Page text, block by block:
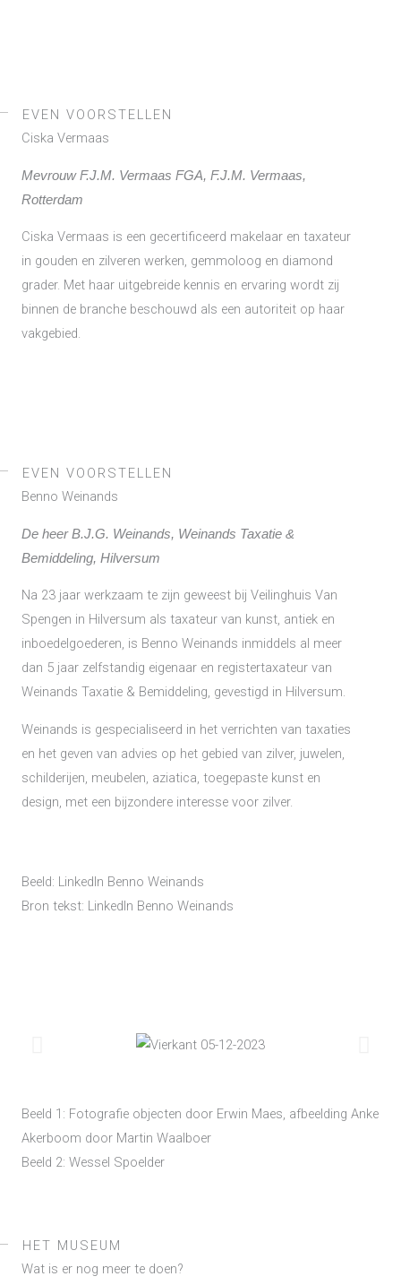
EVEN VOORSTELLEN
Ciska Vermaas
Mevrouw F.J.M. Vermaas FGA, F.J.M. Vermaas,
Rotterdam
Ciska Vermaas is een gecertificeerd makelaar en taxateur
in gouden en zilveren werken, gemmoloog en diamond
grader. Met haar uitgebreide kennis en ervaring wordt zij
binnen de branche beschouwd als een autoriteit op haar
vakgebied.
EVEN VOORSTELLEN
Benno Weinands
De heer B.J.G. Weinands, Weinands Taxatie &
Bemiddeling, Hilversum
Na 23 jaar werkzaam te zijn geweest bij Veilinghuis Van
Spengen in Hilversum als taxateur van kunst, antiek en
inboedelgoederen, is Benno Weinands inmiddels al meer
dan 5 jaar zelfstandig eigenaar en registertaxateur van
Weinands Taxatie & Bemiddeling, gevestigd in Hilversum.
Weinands is gespecialiseerd in het verrichten van taxaties
en het geven van advies op het gebied van zilver, juwelen,
schilderijen, meubelen, aziatica, toegepaste kunst en
design, met een bijzondere interesse voor zilver.
Beeld: LinkedIn Benno Weinands
Bron tekst: LinkedIn Benno Weinands
Beeld 1: Fotografie objecten door Erwin Maes, afbeelding Anke
Akerboom door Martin Waalboer
Beeld 2: Wessel Spoelder
HET MUSEUM
Wat is er nog meer te doen?